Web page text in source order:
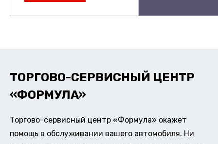
ТОРГОВО-СЕРВИСНЫЙ ЦЕНТР
«ФОРМУЛА»
Торгово-сервисный центр «Формула» окажет
помощь в обслуживании вашего автомобиля. Ни